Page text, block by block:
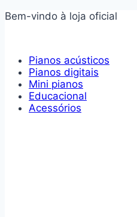
Pular
Bem-vindo à loja oficial
Pianos acústicos
Pianos digitais
Mini pianos
Educacional
Acessórios